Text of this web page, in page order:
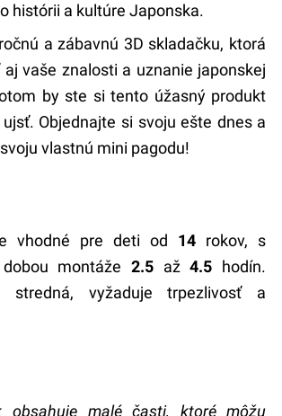
histórii a kultúre Japonska.
a zábavnú 3D skladačku, ktorá
vaše znalosti a uznanie japonskej
by ste si tento úžasný produkt
Objednajte si svoju ešte dnes a
vlastnú mini pagodu!
vhodné pre deti od 14 rokov, s
montáže 2.5 až4.5 hodín.
stredná, vyžaduje trpezlivosť a
obsahuje malé časti, ktoré môžu